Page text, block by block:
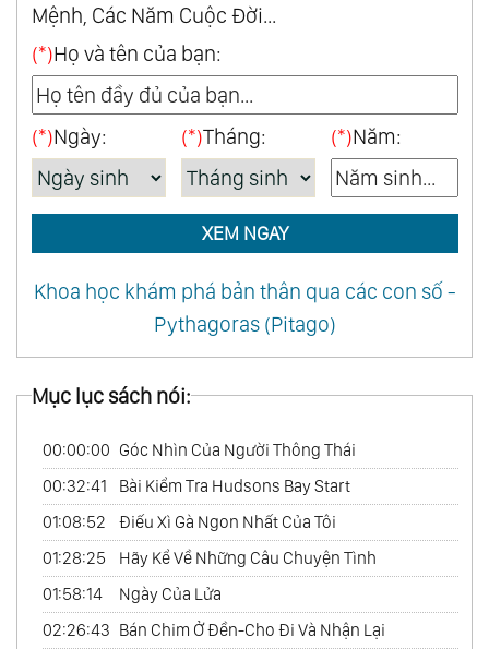
Mệnh, Các Năm Cuộc Đời...
(*)Họ và tên của bạn:
(*)Ngày: (*)Tháng: (*)Năm:
XEM NGAY
Khoa học khám phá bản thân qua các con số -
Pythagoras (Pitago)
Mục lục sách nói:
00:00:00 Góc Nhìn Của Người Thông Thái
00:32:41
Bài Kiểm Tra Hudsons Bay Start
01:08:52
Điếu Xì Gà Ngon Nhất Của Tôi
01:28:25
Hãy Kể Về Những Câu Chuyện Tình
01:58:14
Ngày Của Lửa
02:26:43 Bán Chim Ở Đền-Cho Đi Và Nhận Lại